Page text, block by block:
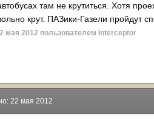
там не крутиться. Хотя
крут. ПАЗики-Газели пройдут
мая 2012 пользователем Interceptor
22 мая 2012